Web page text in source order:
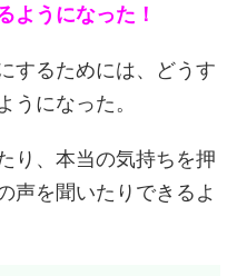
ようになった！
するためには、どうす
うになった。
り、本当の気持ちを押
声を聞いたりできるよ